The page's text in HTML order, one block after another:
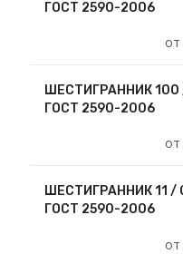
ГОСТ 2590-2006
ШЕСТИГРАННИК
ГОСТ 2590-2006
ШЕСТИГРАННИК 11
ГОСТ 2590-2006